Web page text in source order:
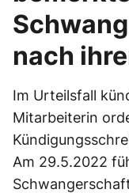
nach
Im Urteilsfall
Mitarbeiterin
Am 29.5.2022